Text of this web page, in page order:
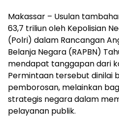
Makassar – Usulan
63,7 triliun oleh Kepolisian
(Polri) dalam Rancangan
Belanja Negara (RAPBN)
mendapat tanggapan dari
Permintaan tersebut dinilai
pemborosan, melainkan
strategis negara dalam
pelayanan publik.